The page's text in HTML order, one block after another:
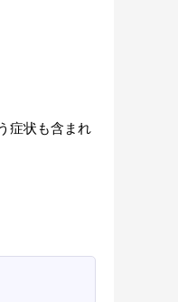
症状も含まれ